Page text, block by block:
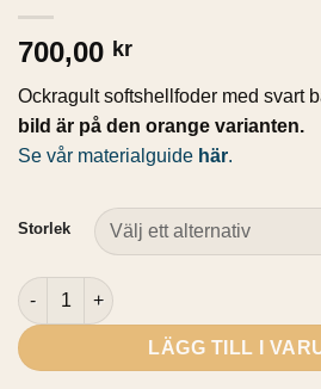
700,00 kr
Ockragult softshellfoder med svart
bild är på den orange varianten.
Se vår materialguide här.
Storlek
Eftersökssele (spårsele) mängd
LÄGG TILL I